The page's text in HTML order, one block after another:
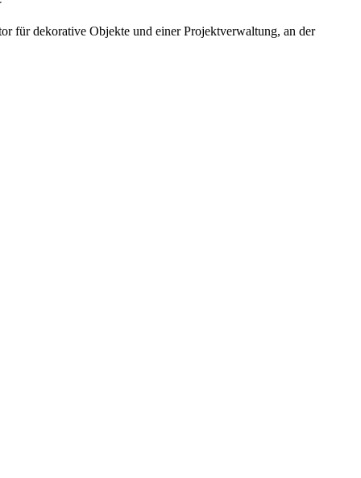
für dekorative Objekte und einer Projektverwaltung, an der